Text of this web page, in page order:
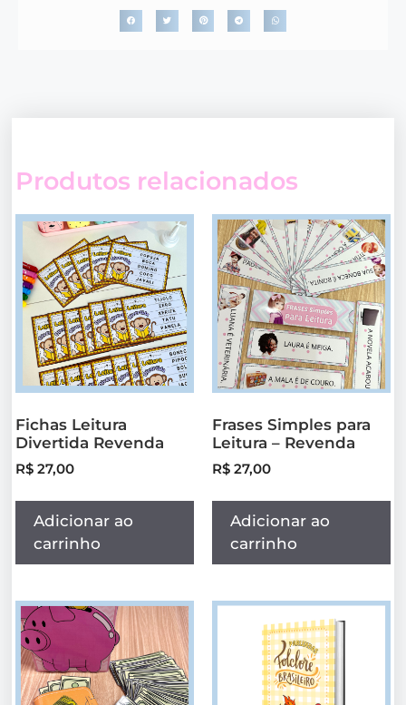
Produtos relacionados
Fichas Leitura
Divertida Revenda
R$ 27,00
Adicionar ao
carrinho
Frases Simples para
Leitura – Revenda
R$ 27,00
Adicionar ao
carrinho